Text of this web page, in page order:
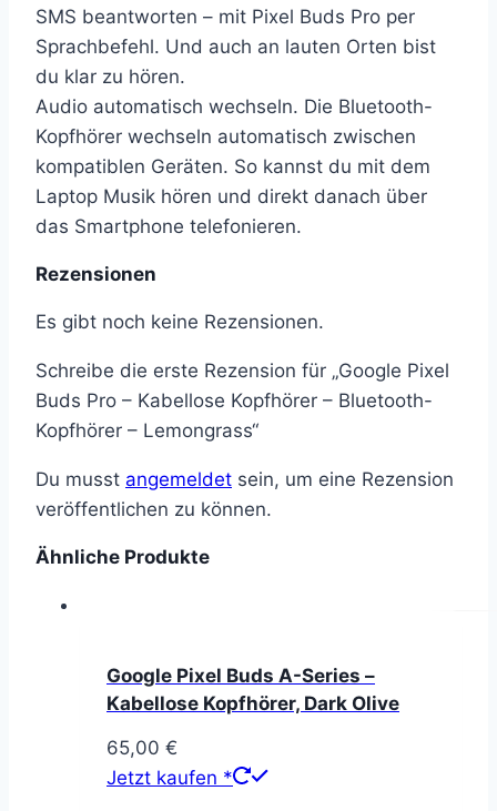
SMS beantworten – mit Pixel Buds Pro per
Sprachbefehl. Und auch an lauten Orten bist
du klar zu hören.
Audio automatisch wechseln. Die Bluetooth-
Kopfhörer wechseln automatisch zwischen
kompatiblen Geräten. So kannst du mit dem
Laptop Musik hören und direkt danach über
das Smartphone telefonieren.
Rezensionen
Es gibt noch keine Rezensionen.
Schreibe die erste Rezension für „Google Pixel
Buds Pro – Kabellose Kopfhörer – Bluetooth-
Kopfhörer – Lemongrass“
Du musst angemeldet sein, um eine Rezension
veröffentlichen zu können.
Ähnliche Produkte
Google Pixel Buds A-Series –
Kabellose Kopfhörer, Dark Olive
65,00 €
Jetzt kaufen *